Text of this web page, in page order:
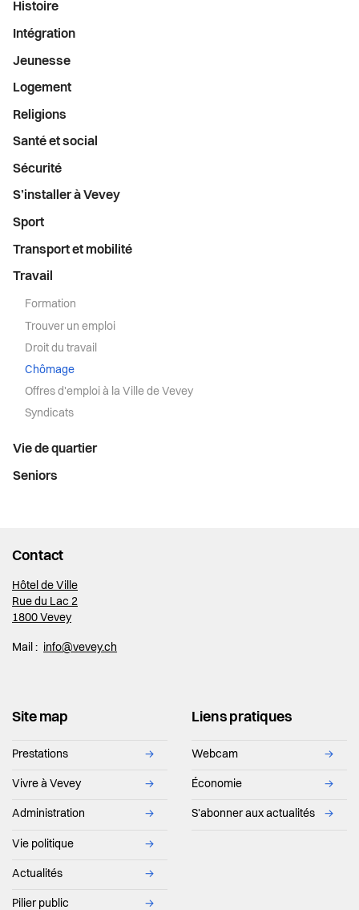
Histoire
Intégration
Jeunesse
Logement
Religions
Santé et social
Sécurité
S’installer à Vevey
Sport
Transport et mobilité
Travail
Formation
Trouver un emploi
Droit du travail
Chômage
Offres d'emploi à la Ville de Vevey
Syndicats
Vie de quartier
Seniors
Contact
Hôtel de Ville
Rue du Lac 2
1800 Vevey
Mail : info@vevey.ch
Site map
Prestations →
Vivre à Vevey →
Administration →
Vie politique →
Actualités →
Pilier public →
Liens pratiques
Webcam →
Économie →
S'abonner aux actualités →